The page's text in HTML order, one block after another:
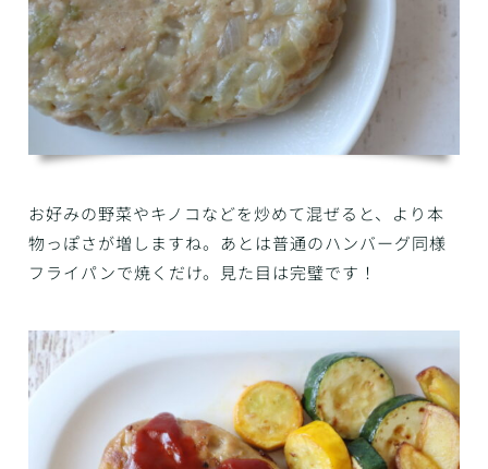
お好みの野菜やキノコなどを炒めて混ぜると、より本
物っぽさが増しますね。あとは普通のハンバーグ同様
フライパンで焼くだけ。見た目は完璧です！